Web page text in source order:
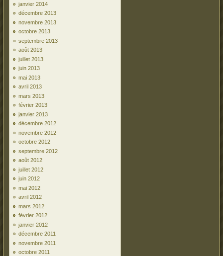
janvier 2014
décembre 2013
novembre 2013
octobre 2013
septembre 2013
août 2013
juillet 2013
juin 2013
mai 2013
avril 2013
mars 2013
février 2013
janvier 2013
décembre 2012
novembre 2012
octobre 2012
septembre 2012
août 2012
juillet 2012
juin 2012
mai 2012
avril 2012
mars 2012
février 2012
janvier 2012
décembre 2011
novembre 2011
octobre 2011